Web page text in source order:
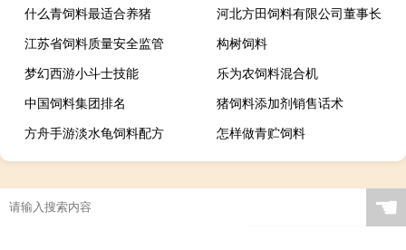
什么青饲料最适合养猪
河北方田饲料有限公司董事长
江苏省饲料质量安全监管
构树饲料
梦幻西游小斗士技能
乐为农饲料混合机
中国饲料集团排名
猪饲料添加剂销售话术
方舟手游淡水龟饲料配方
怎样做青贮饲料
☚